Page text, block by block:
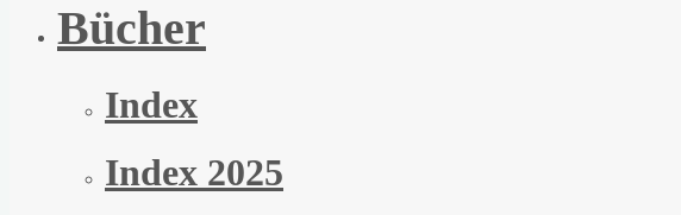
Bücher
Index
Index 2025